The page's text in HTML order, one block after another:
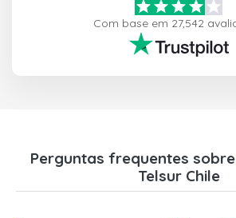
Com base em 27,542
Perguntas frequentes
Telsur Chile